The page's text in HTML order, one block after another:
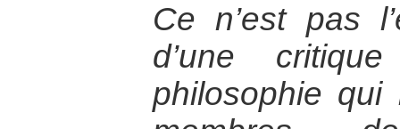
Ce n’est pas
d’une
philosophie qui